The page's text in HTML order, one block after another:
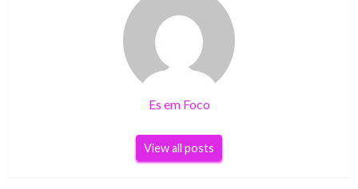
Es em Foco
View all posts